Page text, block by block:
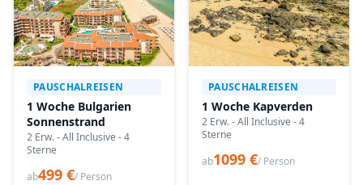
PAUSCHALREISEN
1 Woche Bulgarien
Sonnenstrand
2 Erw. - All Inclusive - 4
Sterne
ab499 €/ Person
PAUSCHALREISEN
1 Woche Kapverden
2 Erw. - All Inclusive - 4
Sterne
ab1099 €/ Person